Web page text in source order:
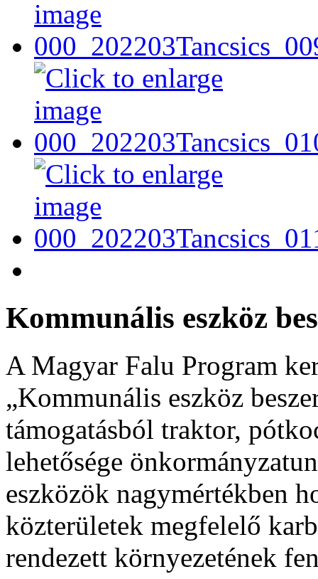
Kommunális eszköz
A Magyar Falu Program
„Kommunális eszköz
támogatásból traktor,
lehetősége
eszközök nagymértékben
közterületek megfelelő
rendezett környezetének